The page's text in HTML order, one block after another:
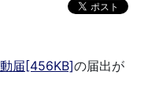
届[456KB]の届出が